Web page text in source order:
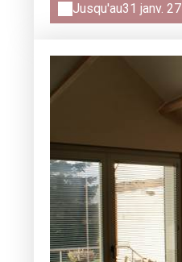
Jusqu'au31 janv. 27